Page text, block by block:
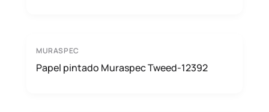
MURASPEC
Papel pintado Muraspec Tweed-12392